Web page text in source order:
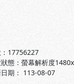
17756227
態：螢幕解析度
期： 113-08-07